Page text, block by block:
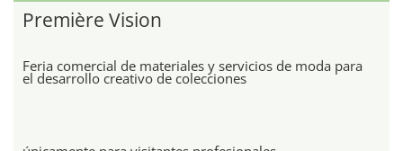
Première Vision
Feria comercial de materiales y servicios de moda para
el desarrollo creativo de colecciones